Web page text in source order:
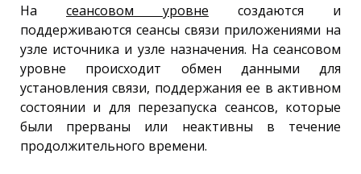
На сеансовом уровне создаются и
поддерживаются сеансы связи приложениями на
узле источника и узле назначения. На сеансовом
уровне происходит обмен данными для
установления связи, поддержания ее в активном
состоянии и для перезапуска сеансов, которые
были прерваны или неактивны в течение
продолжительного времени.